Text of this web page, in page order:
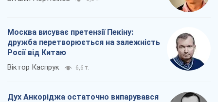
Москва висуває претензії Пекіну:
дружба перетворюється на залежність
Росії від Китаю
Віктор Каспрук 6,6 т.
Дух Анкоріджа остаточно випарувався